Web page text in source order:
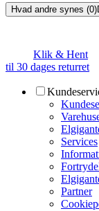
Hvad andre synes (0)
Klik & Hent
til 30 dages returret
Services
Partner